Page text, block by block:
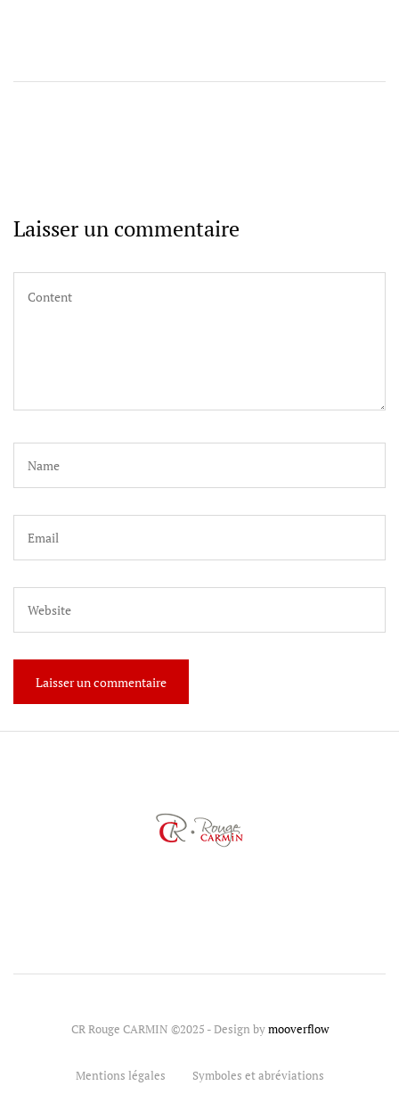
Laisser un commentaire
CR Rouge CARMIN ©2025 - Design bymooverflow
Mentions légales Symboles et abréviations